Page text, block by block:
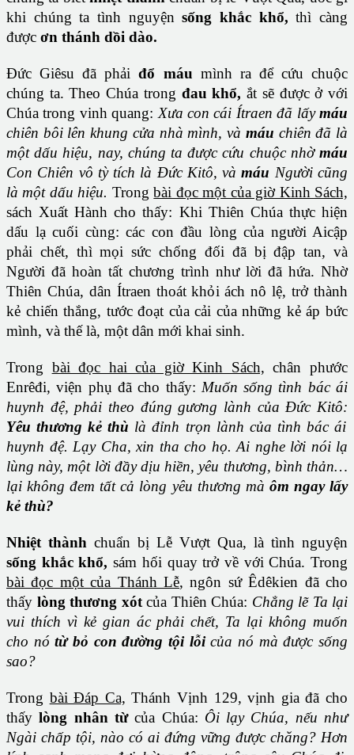
khi chúng ta tình nguyệnsống khắc khổ, thì càng
được ơn thánh dồi dào.
Đức Giêsu đã phảiđổ máu mình ra để cứu chuộc
chúng ta. Theo Chúa trong đau khổ, ắt sẽ được ở với
Chúa trong vinh quang:Xưa con cái Ítraen đã lấymáu
chiên bôi lên khung cửa nhà mình, và máu chiên đã là
một dấu hiệu, nay, chúng ta được cứu chuộc nhờ máu
Con Chiên vô tỳ tích là Đức Kitô, vàmáu Người cũng
là một dấu hiệu. Trongbài đọc một của giờ Kinh Sách,
sách Xuất Hành cho thấy: Khi Thiên Chúa thực hiện
dấu lạ cuối cùng: các con đầu lòng của người Aicập
phải chết, thì mọi sức chống đối đã bị đập tan, và
Người đã hoàn tất chương trình như lời đã hứa. Nhờ
Thiên Chúa, dân Ítraen thoát khỏi ách nô lệ, trở thành
kẻ chiến thắng, tước đoạt của cải của những kẻ áp bức
mình, và thế là, một dân mới khai sinh.
Trong bài đọc hai của giờ Kinh Sách, chân phước
Enrêđi, viện phụ đã cho thấy: Muốn sống tình bác ái
huynh đệ, phải theo đúng gương lành của Đức Kitô:
Yêu thương kẻ thù là đỉnh trọn lành của tình bác ái
huynh đệ. Lạy Cha, xin tha cho họ. Ai nghe lời nói lạ
lùng này, một lời đầy dịu hiền, yêu thương, bình thản…
lại không đem tất cả lòng yêu thương mà ôm ngay lấy
kẻ thù?
Nhiệt thành chuẩn bị Lễ Vượt Qua, là tình nguyện
sống khắc khổ, sám hối quay trở về với Chúa. Trong
bài đọc một của Thánh Lễ, ngôn sứ Êdêkien đã cho
thấy lòng thương xótcủa Thiên Chúa: Chẳng lẽ Ta lại
vui thích vì kẻ gian ác phải chết, Ta lại không muốn
cho nótừ bỏ con đường tội lỗicủa nó mà được sống
sao?
Trong bài Đáp Ca, Thánh Vịnh 129, vịnh gia đã cho
thấylòng nhân từcủa Chúa: Ôi lạy Chúa, nếu như
Ngài chấp tội, nào có ai đứng vững được chăng? Hơn